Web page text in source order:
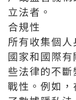
立法者。
合規性
所有收集個
國家和國際
些法律的不
戰性。例如